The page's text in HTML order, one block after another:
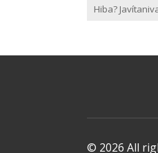
Hiba?
© 2026 All